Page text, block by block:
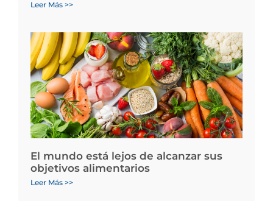
Leer Más >>
El mundo está lejos de alcanzar sus
objetivos alimentarios
Leer Más >>